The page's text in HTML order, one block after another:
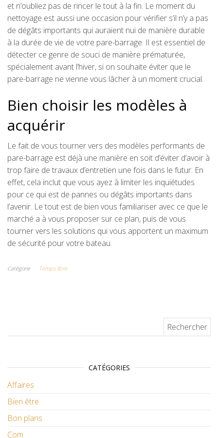
et n’oubliez pas de rincer le tout à la fin. Le moment du
nettoyage est aussi une occasion pour vérifier s’il n’y a pas
de dégâts importants qui auraient nui de manière durable
à la durée de vie de votre pare-barrage. Il est essentiel de
détecter ce genre de souci de manière prématurée,
spécialement avant l’hiver, si on souhaite éviter que le
pare-barrage ne vienne vous lâcher à un moment crucial.
Bien choisir les modèles à
acquérir
Le fait de vous tourner vers des modèles performants de
pare-barrage est déjà une manière en soit d’éviter d’avoir à
trop faire de travaux d’entretien une fois dans le futur. En
effet, cela inclut que vous ayez à limiter les inquiétudes
pour ce qui est de pannes ou dégâts importants dans
l’avenir. Le tout est de bien vous familiariser avec ce que le
marché a à vous proposer sur ce plan, puis de vous
tourner vers les solutions qui vous apportent un maximum
de sécurité pour votre bateau.
Catégorie Temps libre
CATÉGORIES
Affaires
Bien être
Bon plans
Com